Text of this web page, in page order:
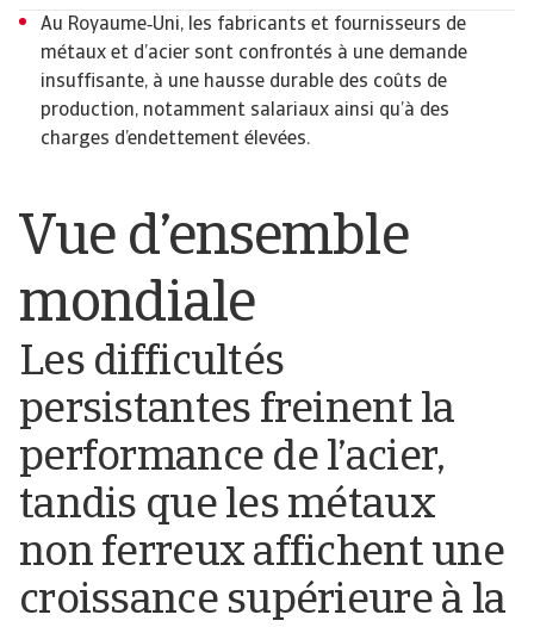
Vue d’ensemble
mondiale
Les difficultés
persistantes freinent la
performance de l’acier,
tandis que les métaux
non ferreux affichent une
croissance supérieure à la
Au Royaume‑Uni, les fabricants et fournisseurs de
métaux et d’acier sont confrontés à une demande
insuffisante, à une hausse durable des coûts de
production, notamment salariaux ainsi qu’à des
charges d’endettement élevées.